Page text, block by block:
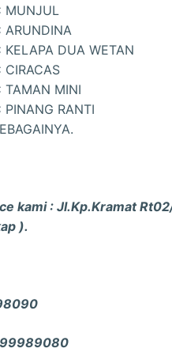
MUNJUL
ARUNDINA
KELAPA DUA WETAN
CIRACAS
TAMAN MINI
PINANG RANTI
kami : Jl.Kp.Kramat
).